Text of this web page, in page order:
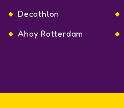
Decathlon
Ahoy Rotterdam